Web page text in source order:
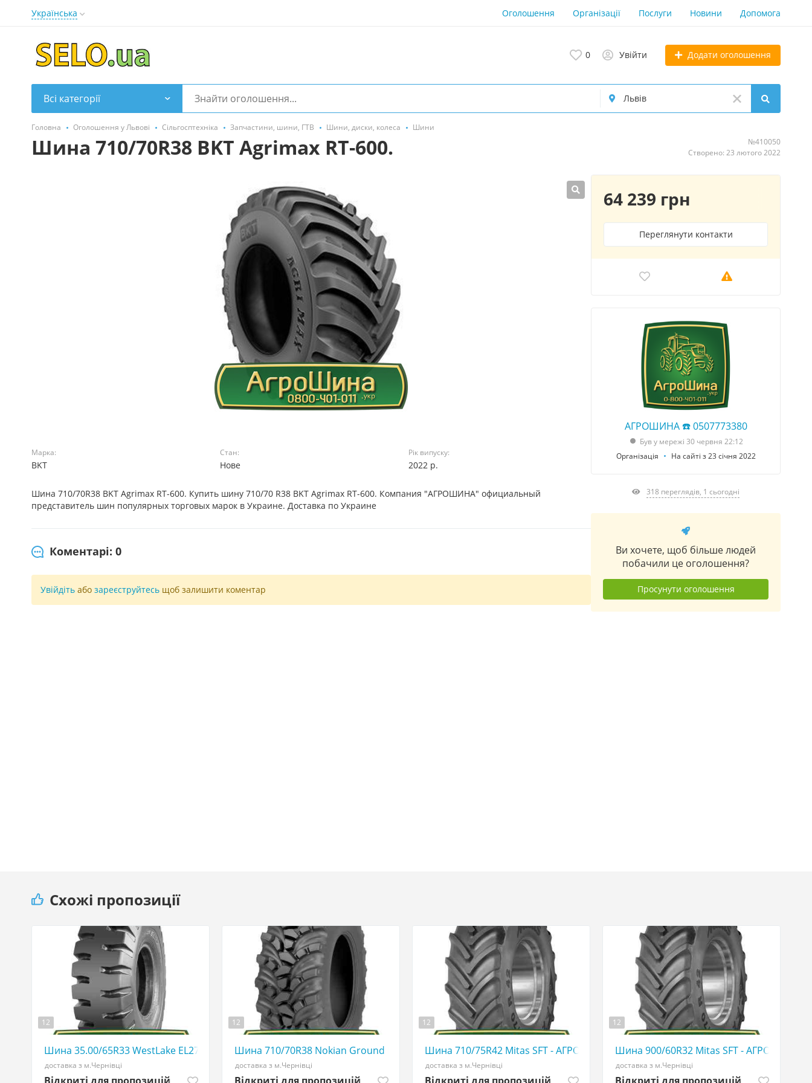
Українська Оголошення Організації Послуги Новини Допомога
0 Увійти Додати оголошення
Всі категорії
Головна Оголошення у Львові Сільгосптехніка Запчастини, шини, ГТВ Шини, диски, колеса Шини
Шина 710/70R38 BKT Agrimax RT-600.
№410050
Створено: 23 лютого 2022
Марка:
BKT
Стан:
Нове
Рік випуску:
2022 р.
Шина 710/70R38 BKT Agrimax RT-600. Купить шину 710/70 R38 BKT Agrimax RT-600. Компания "АГРОШИНА" официальный
представитель шин популярных торговых марок в Украине. Доставка по Украине
Коментарі: 0
Увійдіть або зареєструйтесь щоб залишити коментар
64 239 грн
Переглянути контакти
АГРОШИНА ☎️ 0507773380
Був у мережі 30 червня 22:12
Організація
На сайті з 23 січня 2022
318 переглядів, 1 сьогодні
Ви хочете, щоб більше людей
побачили це оголошення?
Просунути оголошення
Схожі пропозиції
12
Шина 35.00/65R33 WestLake EL27 - АГРОШИНА ☎️ 0507773380 big tires
доставка з м.Чернівці
12
Шина 710/70R38 Nokian Ground King - АГРОШИНА ☎️ 0507773380
доставка з м.Чернівці
12
Шина 710/75R42 Mitas SFT - АГРОШИНА ☎️ 0507773380
доставка з м.Чернівці
12
Шина 900/60R32 Mitas SFT - АГРОШИНА ☎️
доставка з м.Чернівці